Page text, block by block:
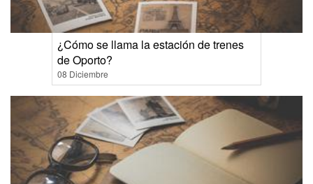
¿Cómo se llama la estación de trenes
de Oporto?
08 Diciembre